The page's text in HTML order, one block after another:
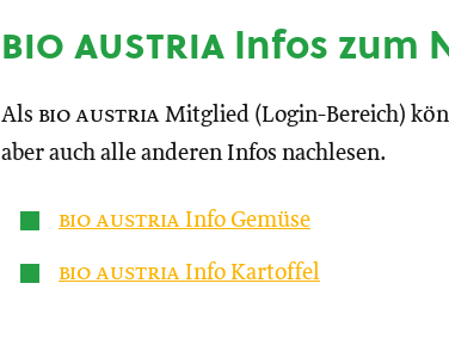
bio austria Infos zum
Als bio austria Mitglied (Login-Bereich)
aber auch alle anderen Infos nachlesen.
bio austria Info Gemüse
bio austria Info Kartoffel